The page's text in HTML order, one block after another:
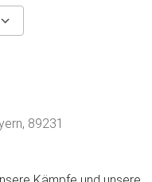
89231